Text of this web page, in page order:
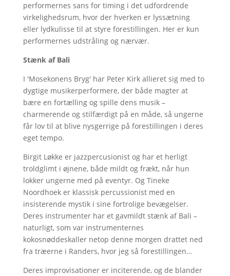
performernes sans for timing i det udfordrende
virkelighedsrum, hvor der hverken er lyssætning
eller lydkulisse til at styre forestillingen. Her er kun
performernes udstråling og nærvær.
Stænk af Bali
I 'Mosekonens Bryg' har Peter Kirk allieret sig med to
dygtige musikerperformere, der både magter at
bære en fortælling og spille dens musik –
charmerende og stilfærdigt på en måde, så ungerne
får lov til at blive nysgerrige på forestillingen i deres
eget tempo.
Birgit Løkke er jazzpercusionist og har et herligt
troldglimt i øjnene, både mildt og frækt, når hun
lokker ungerne med på eventyr. Og Tineke
Noordhoek er klassisk percussionist med en
insisterende mystik i sine fortrolige bevægelser.
Deres instrumenter har et gavmildt stænk af Bali –
naturligt, som var instrumenternes
kokosnøddeskaller netop denne morgen drattet ned
fra træerne i Randers, hvor jeg så forestillingen…
Deres improvisationer er inciterende, og de blander